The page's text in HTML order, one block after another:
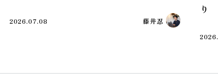
2026.07.08 藤井忍
り